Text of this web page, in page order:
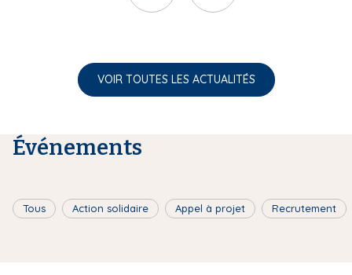
VOIR TOUTES LES ACTUALITÉS
Événements
Tous Action solidaire Appel à projet Recrutement